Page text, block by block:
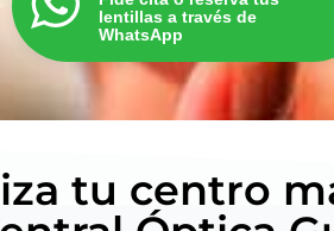
lentillas a través de
WhatsApp
tu centro